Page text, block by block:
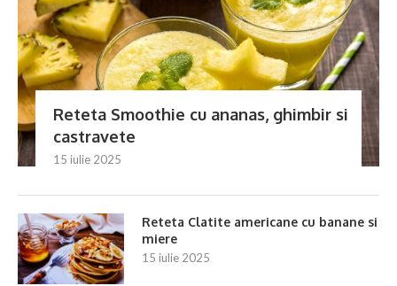
Reteta Smoothie cu ananas, ghimbir si
castravete
15 iulie 2025
Reteta Clatite americane cu banane si
miere
15 iulie 2025